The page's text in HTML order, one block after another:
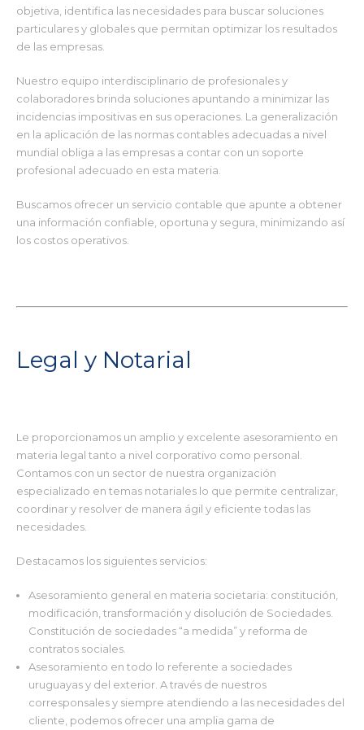
objetiva, identifica las necesidades para buscar soluciones
particulares y globales que permitan optimizar los resultados
de las empresas.
Nuestro equipo interdisciplinario de profesionales y
colaboradores brinda soluciones apuntando a minimizar las
incidencias impositivas en sus operaciones. La generalización
en la aplicación de las normas contables adecuadas a nivel
mundial obliga a las empresas a contar con un soporte
profesional adecuado en esta materia.
Buscamos ofrecer un servicio contable que apunte a obtener
una información confiable, oportuna y segura, minimizando así
los costos operativos.
Legal y Notarial
Le proporcionamos un amplio y excelente asesoramiento en
materia legal tanto a nivel corporativo como personal.
Contamos con un sector de nuestra organización
especializado en temas notariales lo que permite centralizar,
coordinar y resolver de manera ágil y eficiente todas las
necesidades.
Destacamos los siguientes servicios:
Asesoramiento general en materia societaria: constitución,
modificación, transformación y disolución de Sociedades.
Constitución de sociedades “a medida” y reforma de
contratos sociales.
Asesoramiento en todo lo referente a sociedades
uruguayas y del exterior. A través de nuestros
corresponsales y siempre atendiendo a las necesidades del
cliente, podemos ofrecer una amplia gama de